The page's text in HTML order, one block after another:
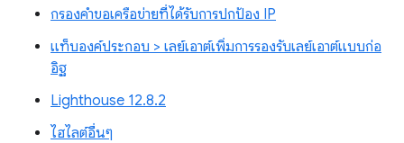
กรองคำขอเครือข่ายที่ได้รับการปกป้อง IP
แท็บองค์ประกอบ > เลย์เอาต์เพิ่มการรองรับเลย์เอาต์แบบก่อ
อิฐ
Lighthouse 12.8.2
ไฮไลต์อื่นๆ